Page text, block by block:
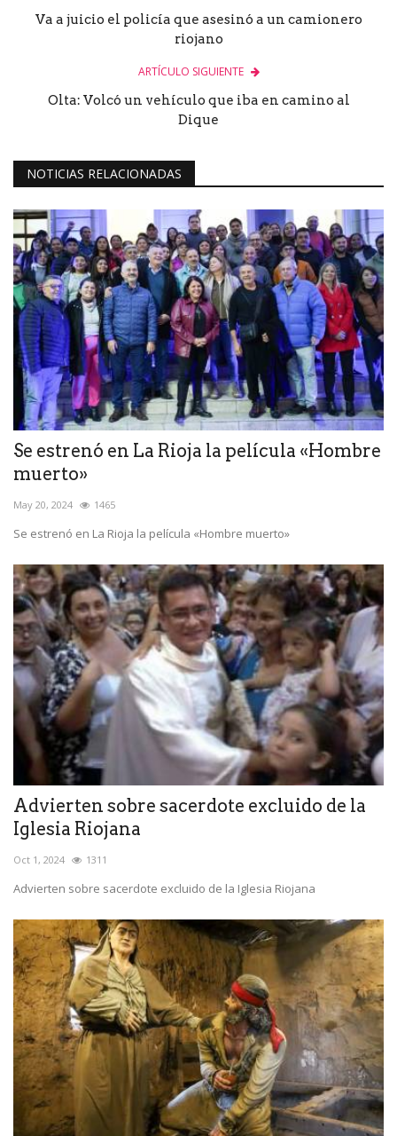
Va a juicio el policía que asesinó a un camionero
riojano
ARTÍCULO SIGUIENTE
Olta: Volcó un vehículo que iba en camino al
Dique
NOTICIAS RELACIONADAS
Se estrenó en La Rioja la película «Hombre
muerto»
May 20, 2024 1465
Se estrenó en La Rioja la película «Hombre muerto»
Advierten sobre sacerdote excluido de la
Iglesia Riojana
Oct 1, 2024 1311
Advierten sobre sacerdote excluido de la Iglesia Riojana